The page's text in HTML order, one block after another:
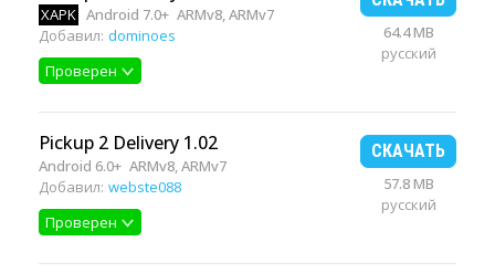
XAPK Android 7.0+ ARMv8, ARMv7
Добавил: dominoes
Проверен
64.4 MB
русский
Pickup 2 Delivery 1.02
Android 6.0+ ARMv8, ARMv7
Добавил: webste088
Проверен
СКАЧАТЬ
57.8 MB
русский